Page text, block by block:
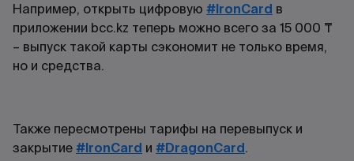
Например, открыть цифровую #IronCard в
приложении bcc.kz теперь можно всего за 15 000 ₸
– выпуск такой карты сэкономит не только время,
но и средства.
Также пересмотрены тарифы на перевыпуск и
закрытие#IronCard и #DragonCard.